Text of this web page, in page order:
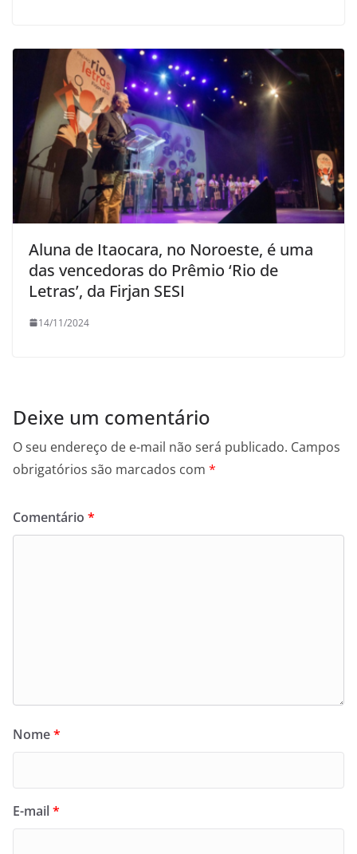
Aluna de Itaocara, no Noroeste, é uma
das vencedoras do Prêmio ‘Rio de
Letras’, da Firjan SESI
14/11/2024
Deixe um comentário
O seu endereço de e-mail não será publicado. Campos
obrigatórios são marcados com *
Comentário *
Nome*
E-mail*